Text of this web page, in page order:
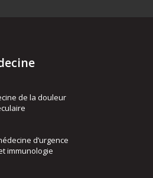
de la douleur
d’urgence
immunologie